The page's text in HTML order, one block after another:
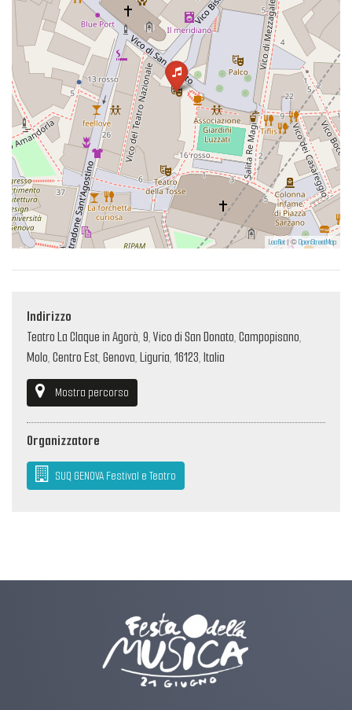
Leaflet| ©OpenStreetMap
Indirizzo
Teatro La Claque in Agorà, 9, Vico di San Donato, Campopisano,
Molo, Centro Est, Genova, Liguria, 16123, Italia
Mostra percorso
Organizzatore
SUQ GENOVA Festival e Teatro